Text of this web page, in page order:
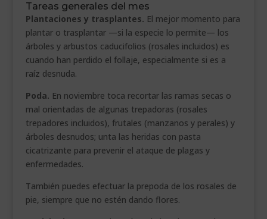
Tareas generales del mes
Plantaciones y trasplantes. El mejor momento para
plantar o trasplantar —si la especie lo permite— los
árboles y arbustos caducifolios (rosales incluidos) es
cuando han perdido el follaje, especialmente si es a
raíz desnuda.
Poda. En noviembre toca recortar las ramas secas o
mal orientadas de algunas trepadoras (rosales
trepadores incluidos), frutales (manzanos y perales) y
árboles desnudos; unta las heridas con pasta
cicatrizante para prevenir el ataque de plagas y
enfermedades.
También puedes efectuar la prepoda de los rosales de
pie, siempre que no estén dando flores.